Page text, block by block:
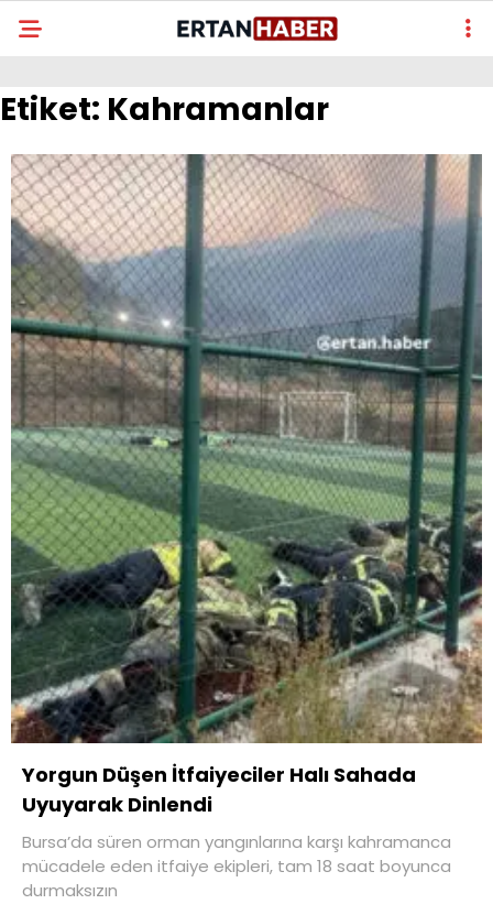
Etiket: Kahramanlar
Yorgun Düşen İtfaiyeciler Halı Sahada
Uyuyarak Dinlendi
Bursa’da süren orman yangınlarına karşı kahramanca
mücadele eden itfaiye ekipleri, tam 18 saat boyunca
durmaksızın